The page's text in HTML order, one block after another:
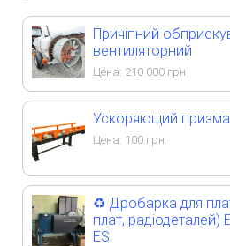
Причіпний
вентиляторний
Цена: 210 000 грн.
Ускоряющий
Цена: 100 грн.
♻️ Дробарка для
плат, радіодеталей)
ES